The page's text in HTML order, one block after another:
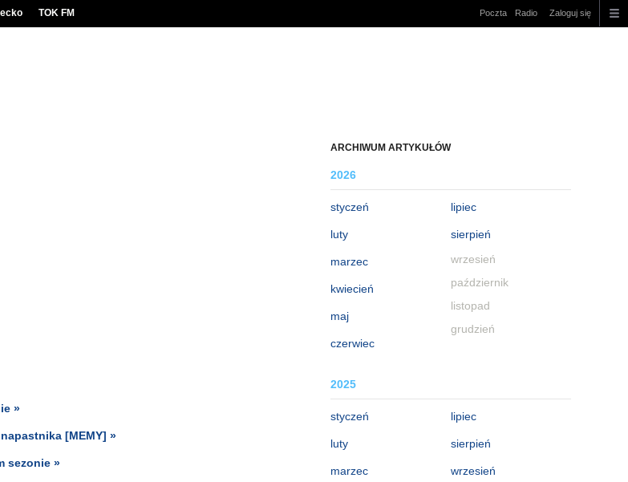
TOK FM Poczta Radio Zaloguj się
ARCHIWUM ARTYKUŁÓW
2026
styczeń
luty
marzec
kwiecień
maj
czerwiec
lipiec
sierpień
wrzesień
październik
listopad
grudzień
2025
styczeń
luty
marzec
lipiec
sierpień
wrzesień
»
[MEMY] »
sezonie »